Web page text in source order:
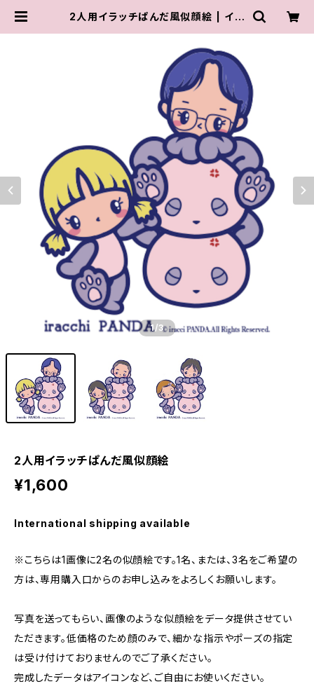
2人用イラッチぱんだ風似顔絵 | イラ
1/3
2人用イラッチぱんだ風似顔絵
¥1,600
International shipping available
※こちらは1画像に2名の似顔絵です。1名、または、3名をご希望の
方は、専用購入口からのお申し込みをよろしくお願いします。
写真を送ってもらい、画像のような似顔絵をデータ提供させてい
ただきます。低価格のため顔のみで、細かな指示やポーズの指定
は受け付けておりませんのでご了承ください。
完成したデータはアイコンなど、ご自由にお使いください。